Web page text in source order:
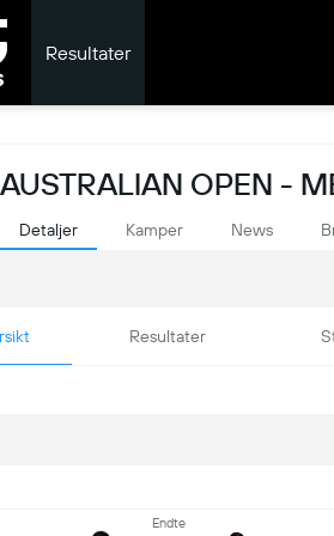
Resultater
AUSTRALIAN OPEN -
Detaljer Kamper News
Resultater
Endte